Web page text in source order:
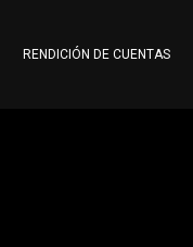
RENDICIÓN DE CUENTAS